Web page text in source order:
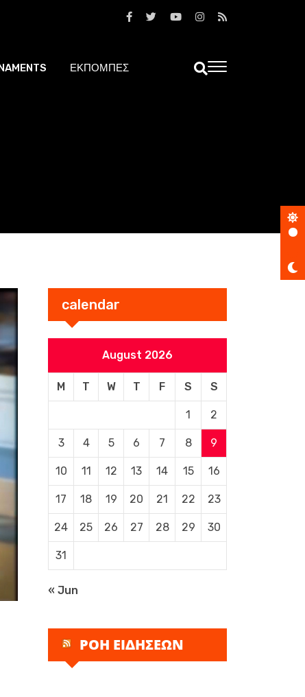
ΕΚΠΟΜΠΕΣ
calendar
August 2026
M T W T F S S
1 2
3 4 5 6 7 8 9
10 11 12 13 14 15 16
17 18 19 20 21 22 23
24 25 26 27 28 29 30
31
« Jun
ΡΟΗ ΕΙΔΗΣΕΩΝ